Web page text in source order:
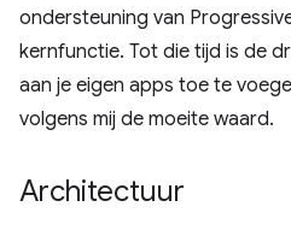
ondersteuning van
kernfunctie. Tot die tijd is de
aan je eigen apps toe te
volgens mij de moeite waard.
Architectuur